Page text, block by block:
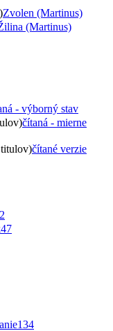
Zvolen (Martinus)
(Martinus)
- výborný stav
čítaná - mierne
čítané verzie
47
134